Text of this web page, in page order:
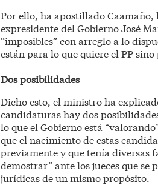
Por ello, ha apostillado Caamaño,
expresidente del Gobierno José
“imposibles” con arreglo a lo
están para lo que quiere el PP
Dos posibilidades
Dicho esto, el ministro ha
candidaturas hay dos
lo que el Gobierno está
que el nacimiento de estas
previamente y que tenía diversas
demostrar” ante los jueces que
jurídicas de un mismo propósito.